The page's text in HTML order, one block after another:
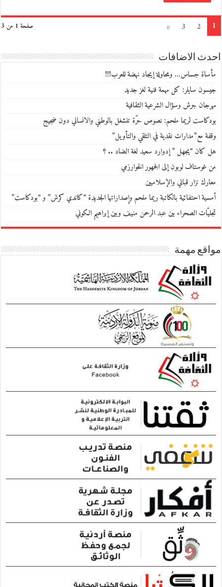
صفحة 1 من 3 1
2
3
»
احدث الاضافات
مأساة جساس… ومحاولة إيجاد نهضة للعرب!!!
جيسون سايلر: كل مهمة فنية لغز جديد
مهرجان جرش وسؤال الشرعية الثقافية
بودكاست لريما ملحم: نصوص حرّة تنشغل بالوطني والانساني دون ضجيج
وقفة مع”مدارات نقدية في التلقي والتأويل”
هل كان “يجهل ” إدوارد سعيد لغة الضاد .. ؟
من غوستاف لوبون إلى الجمهور الخوارزمي
معارك نزار قباني والإسلاميين
أمسية احتفائية بالكاتبة ريما ملحم وإصداراتها الجديدة “كاندي كرش” و “بودكاست”
تجليّات الصحراء بين عبد الرحمن منيف وبين إبراهيم الكوني
مواقع مهمة